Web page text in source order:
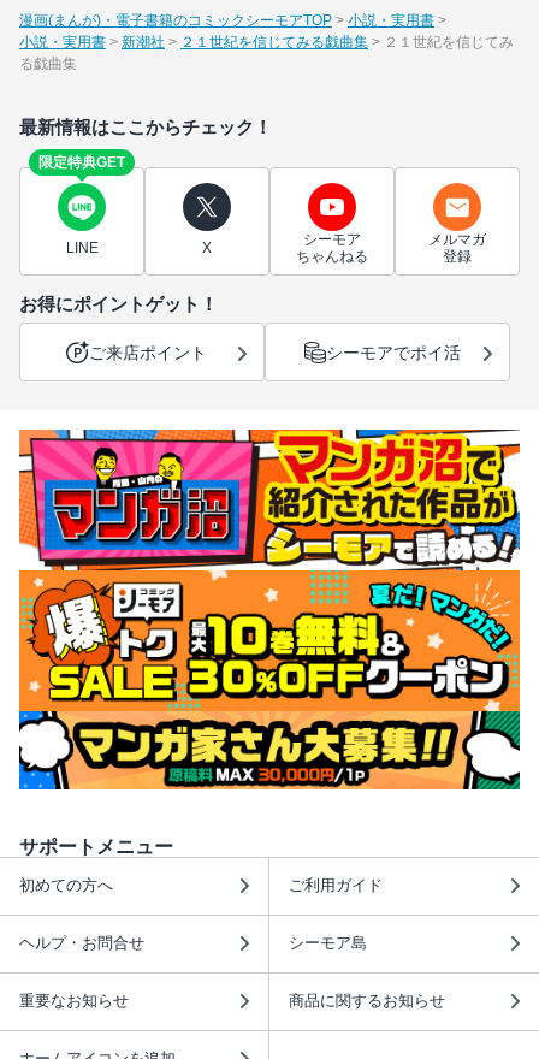
漫画(まんが)・電子書籍のコミックシーモアTOP
小説・実用書
小説・実用書
新潮社 ２１世紀を信じてみる戯曲集
２１世紀を信じてみ
る戯曲集
最新情報はここからチェック！
限定特典GET
LINE X
シーモア
ちゃんねる
メルマガ
登録
お得にポイントゲット！
ご来店ポイント シーモアでポイ活
サポートメニュー
初めての方へ ご利用ガイド
ヘルプ・お問合せ シーモア島
重要なお知らせ 商品に関するお知らせ